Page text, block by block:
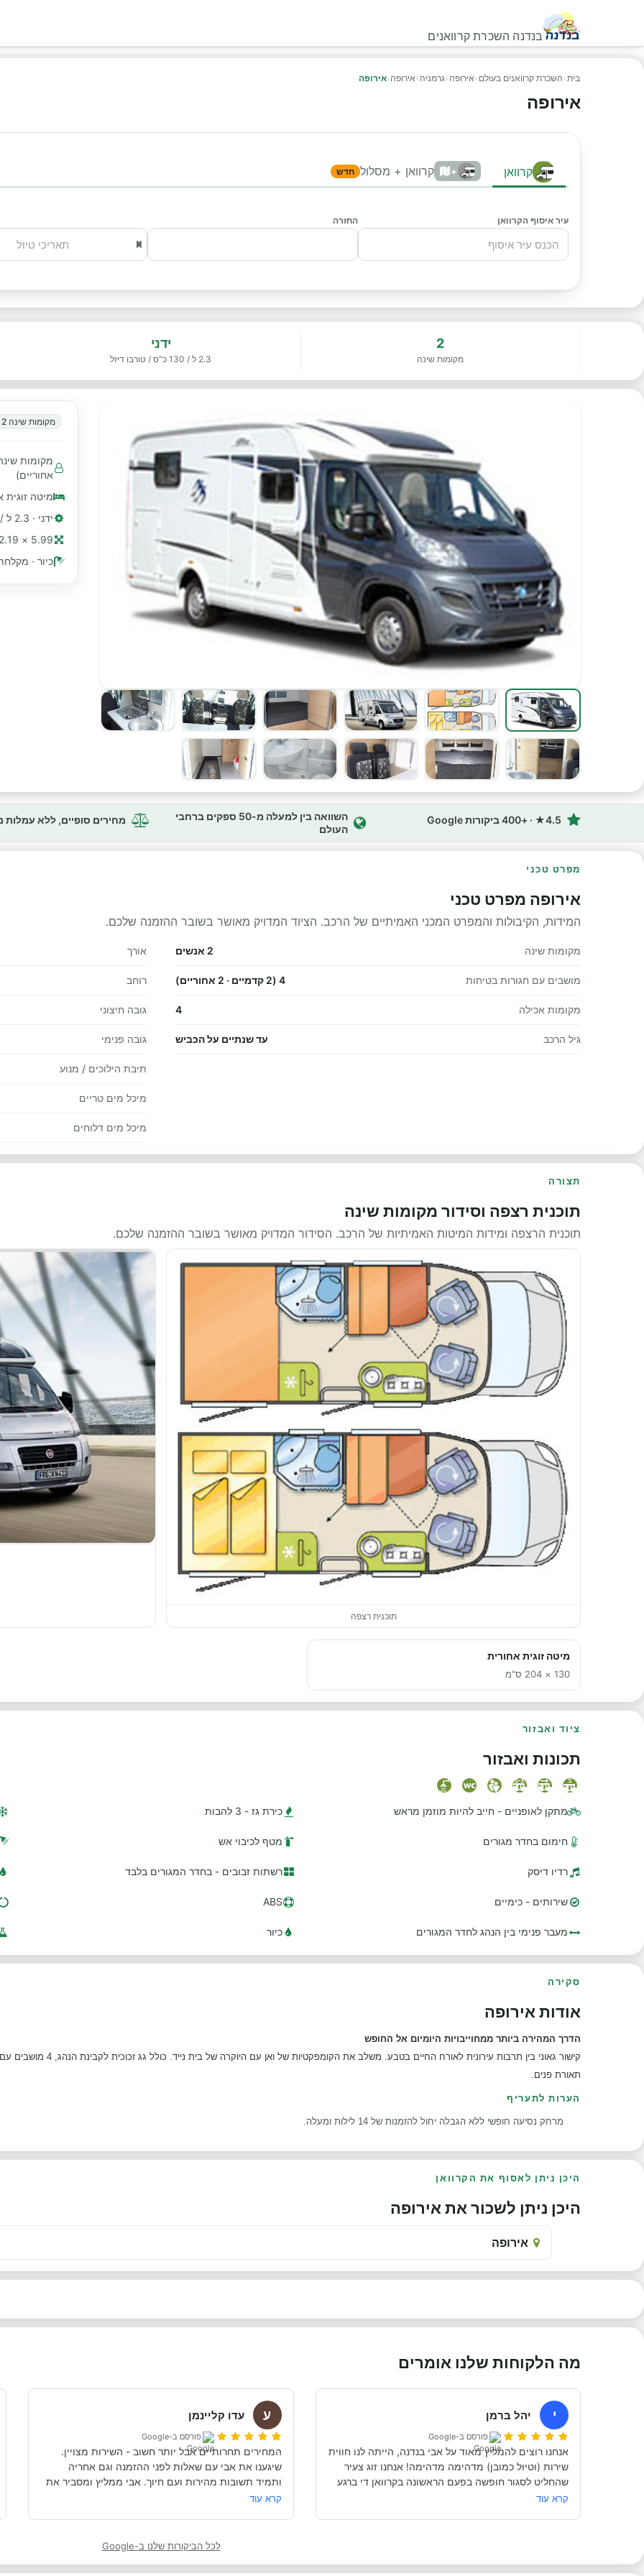
בנדנה השכרת קרוואנים
בית› השכרת קרוואנים בעולם › אירופה ›גרמניה › אירופה ›אירופה
אירופה
קרוואן + קרוואן + מסלול חדש
עיר איסוף הקרוואן החזרה
2
מקומות שינה
ידני
2.3 ל / 130 כ"ס / טורבו דיזל
מקומות שינה 2
אחוריים)
מיטה זוגית
ידני · 2.3 ל / 130 כ"ס / טורבו דיזל
5.99 × 2.19 מ׳ (≈ 20 רגל)
כיור ·
4.5★ · +400 ביקורות Google
השוואה בין למעלה מ-50 ספקים ברחבי
העולם
מחירים סופיים, ללא עמלות
מפרט טכני
אירופה מפרט טכני
המידות, הקיבולות והמפרט המכני האמיתיים של הרכב. הציוד המדויק מאושר בשובר ההזמנה שלכם.
מקומות שינה 2 אנשים
מושבים עם חגורות בטיחות 4 (2 קדמיים · 2 אחוריים)
מקומות אכילה 4
גיל הרכב עד שנתיים על הכביש
אורך
רוחב
גובה חיצוני
גובה פנימי
תיבת הילוכים / מנוע
מיכל מים טריים
מיכל מים דלוחים
תצורה
תוכנית רצפה וסידור מקומות שינה
תוכנית הרצפה ומידות המיטות האמיתיות של הרכב. הסידור המדויק מאושר בשובר ההזמנה שלכם.
תוכנית רצפה
מיטה זוגית אחורית
130 × 204 ס"מ
ציוד ואבזור
תכונות ואבזור
מתקן לאופניים - חייב להיות מוזמן מראש כירת גז - 3 להבות
חימום בחדר מגורים מטף לכיבוי אש
רדיו דיסק רשתות זבובים - בחדר המגורים בלבד
שירותים - כימיים ABS
מעבר פנימי בין הנהג לחדר המגורים כיור
סקירה
אודות אירופה
הדרך המהירה ביותר ממחוייבויות היומיום אל החופש
קישור גאוני בין תרבות
תאורת פנים.
הערות לתעריף
מרחק נסיעה חופשי ללא הגבלה יחול להזמנות של 14 לילות ומעלה.
היכן ניתן לאסוף את הקרוואן
היכן ניתן לשכור את אירופה
אירופה
מה הלקוחות שלנו אומרים
י יהל ברמן
פורסם ב-Google
עם אדם מקצועי, נחמד, קשוב לצרכים שלנו- שמנסה
קרא עוד
ע עדו קליינמן
פורסם ב-Google
קרא עוד
לכל הביקורות שלנו ב-Google